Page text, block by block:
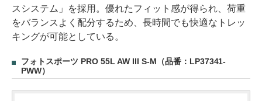
スシステム」を採用。優れたフィット感が得られ、荷重
をバランスよく配分するため、長時間でも快適なトレッ
キングが可能としている。
フォトスポーツ PRO 55L AW III S-M（品番：LP37341-
PWW）